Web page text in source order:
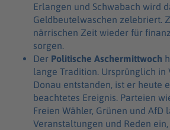
Erlangen und Schwabach wird
Geldbeutelwaschen zelebriert.
närrischen Zeit wieder für
sorgen.
Der Politische Aschermittwoch
lange Tradition. Ursprünglich in
Donau entstanden, ist er heute
beachtetes Ereignis. Parteien
Freien Wähler, Grünen und AfD
Veranstaltungen und Reden